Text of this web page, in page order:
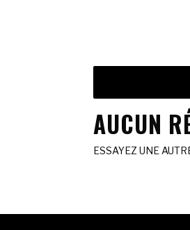
AUCUN
ESSAYEZ UNE